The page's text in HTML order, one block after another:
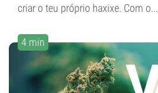
criar o teu próprio haxixe. Com o...
4 min